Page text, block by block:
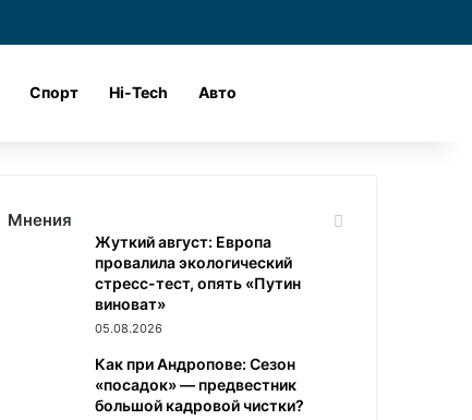
Спорт Hi-Tech Авто
Мнения
Жуткий август: Европа
провалила экологический
стресс-тест, опять «Путин
виноват»
05.08.2026
Как при Андропове: Сезон
«посадок» — предвестник
большой кадровой чистки?